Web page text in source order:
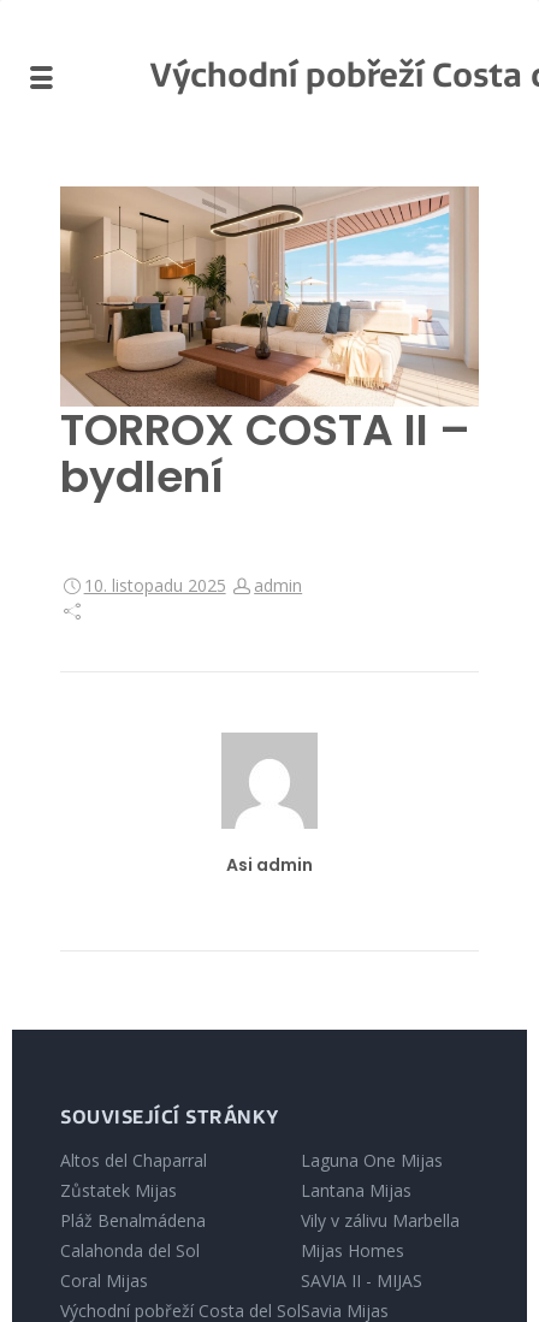
Východní pobřeží Costa
TORROX COSTA II –
bydlení
10. listopadu 2025 admin
Asi admin
SOUVISEJÍCÍ STRÁNKY
Altos del Chaparral
Zůstatek Mijas
Pláž Benalmádena
Calahonda del Sol
Coral Mijas
Východní pobřeží Costa del Sol
Laguna One Mijas
Lantana Mijas
Vily v zálivu Marbella
Mijas Homes
SAVIA II - MIJAS
Savia Mijas